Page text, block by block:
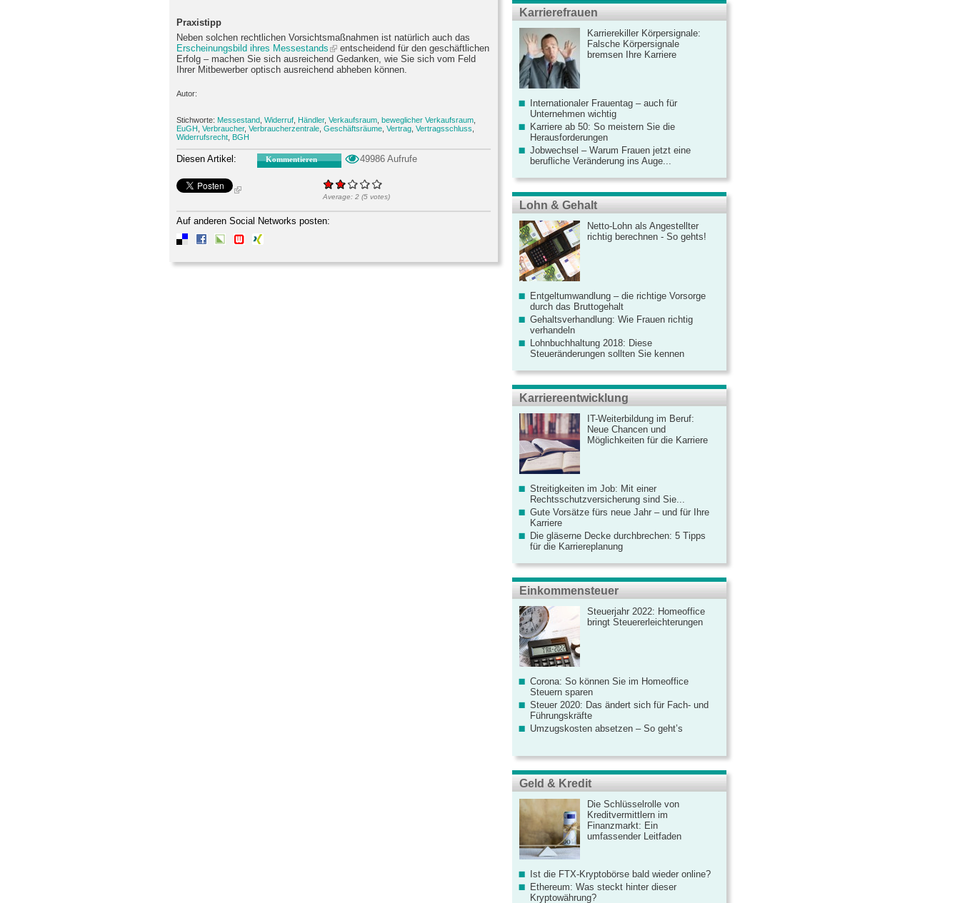
Praxistipp
Neben solchen rechtlichen Vorsichtsmaßnahmen ist natürlich auch das
Erscheinungsbild ihres Messestands
entscheidend für den geschäftlichen
Erfolg – machen Sie sich ausreichend Gedanken, wie Sie sich vom Feld
Ihrer Mitbewerber optisch ausreichend abheben können.
Autor:
Stichworte: Messestand Widerruf Händler, Verkaufsraum beweglicher Verkaufsraum
EuGH Verbraucher, Verbraucherzentrale Geschäftsräume Vertrag Vertragsschluss
Widerrufsrecht BGH
Diesen Artikel: Kommentieren 49986 Aufrufe
Average: 2 (5 votes)
Auf anderen Social Networks posten:
Karrierefrauen
Karrierekiller Körpersignale:
Falsche Körpersignale
bremsen Ihre Karriere
Internationaler Frauentag – auch für
Unternehmen wichtig
Karriere ab 50: So meistern Sie die
Herausforderungen
Jobwechsel – Warum Frauen jetzt eine
berufliche Veränderung ins Auge...
Lohn & Gehalt
Netto-Lohn als Angestellter
richtig berechnen - So gehts!
Entgeltumwandlung – die richtige Vorsorge
durch das Bruttogehalt
Gehaltsverhandlung: Wie Frauen richtig
verhandeln
Lohnbuchhaltung 2018: Diese
Steueränderungen sollten Sie kennen
Karriereentwicklung
IT-Weiterbildung im Beruf:
Neue Chancen und
Möglichkeiten für die Karriere
Streitigkeiten im Job: Mit einer
Rechtsschutzversicherung sind Sie...
Gute Vorsätze fürs neue Jahr – und für Ihre
Karriere
Die gläserne Decke durchbrechen: 5 Tipps
für die Karriereplanung
Einkommensteuer
Steuerjahr 2022: Homeoffice
bringt Steuererleichterungen
Corona: So können Sie im Homeoffice
Steuern sparen
Steuer 2020: Das ändert sich für Fach- und
Führungskräfte
Umzugskosten absetzen – So geht’s
Geld & Kredit
Die Schlüsselrolle von
Kreditvermittlern im
Finanzmarkt: Ein
umfassender Leitfaden
Ist die FTX-Kryptobörse bald wieder online?
Ethereum: Was steckt hinter dieser
Kryptowährung?